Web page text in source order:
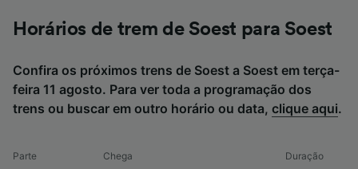
Horários de trem de Soest para Soest
Confira os próximos trens de Soest a Soest em terça-
feira 11 agosto. Para ver toda a programação dos
trens ou buscar em outro horário ou data, clique aqui.
Parte Chega Duração